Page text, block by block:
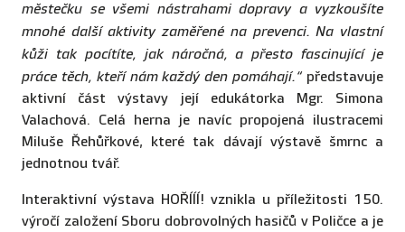
městečku se všemi nástrahami dopravy a vyzkoušíte
mnohé další aktivity zaměřené na prevenci. Na vlastní
kůži tak pocítíte, jak náročná, a přesto fascinující je
práce těch, kteří nám každý den pomáhají.“představuje
aktivní část výstavy její edukátorka Mgr. Simona
Valachová. Celá herna je navíc propojená ilustracemi
Miluše Řehůřkové, které tak dávají výstavě šmrnc a
jednotnou tvář.
Interaktivní výstava HOŘÍÍÍ! vznikla u příležitosti 150.
výročí založení Sboru dobrovolných hasičů v Poličce a je